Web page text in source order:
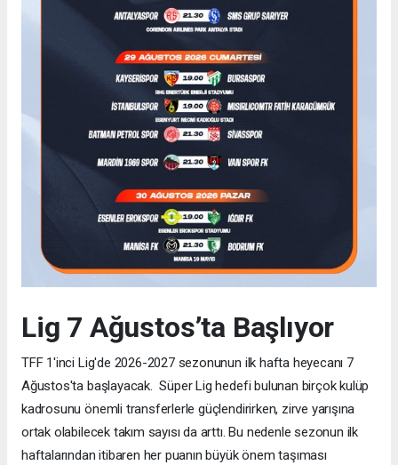
Lig 7 Ağustos’ta Başlıyor
TFF 1'inci Lig'de 2026-2027 sezonunun ilk hafta heyecanı 7
Ağustos'ta başlayacak. Süper Lig hedefi bulunan birçok kulüp
kadrosunu önemli transferlerle güçlendirirken, zirve yarışına
ortak olabilecek takım sayısı da arttı. Bu nedenle sezonun ilk
haftalarından itibaren her puanın büyük önem taşıması